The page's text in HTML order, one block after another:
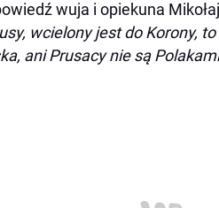
wuja i opiekuna
wcielony jest do Korony,
ani Prusacy nie są